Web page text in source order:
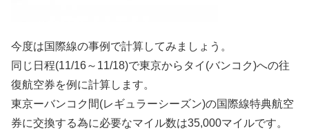
今度は国際線の事例で計算してみましょう。
同じ日程(11/16～11/18)で東京からタイ(バンコク)への往
復航空券を例に計算します。
東京ーバンコク間(レギュラーシーズン)の国際線特典航空
券に交換する為に必要なマイル数は35,000マイルです。